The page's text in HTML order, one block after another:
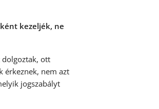
kezeljék, ne
dolgoztak, ott
érkeznek, nem azt
jogszabályt